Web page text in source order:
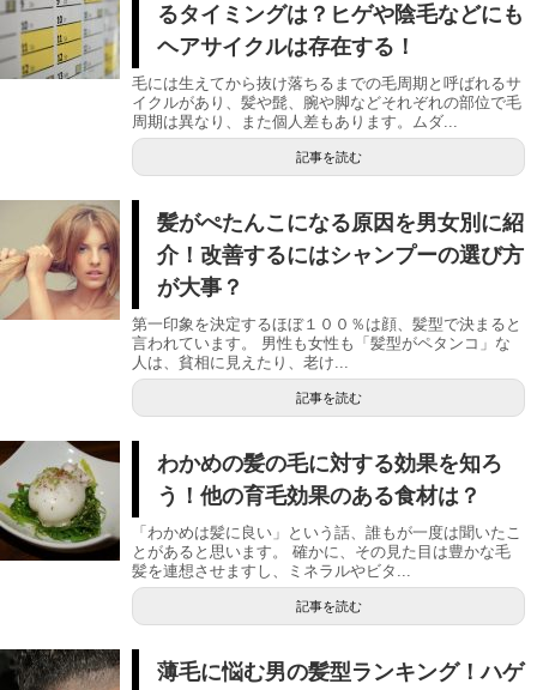
るタイミングは？ヒゲや陰毛などにも
ヘアサイクルは存在する！
毛には生えてから抜け落ちるまでの毛周期と呼ばれるサ
イクルがあり、髪や髭、腕や脚などそれぞれの部位で毛
周期は異なり、また個人差もあります。ムダ...
記事を読む
髪がぺたんこになる原因を男女別に紹
介！改善するにはシャンプーの選び方
が大事？
第一印象を決定するほぼ１００％は顔、髪型で決まると
言われています。 男性も女性も「髪型がペタンコ」な
人は、貧相に見えたり、老け...
記事を読む
わかめの髪の毛に対する効果を知ろ
う！他の育毛効果のある食材は？
「わかめは髪に良い」という話、誰もが一度は聞いたこ
とがあると思います。 確かに、その見た目は豊かな毛
髪を連想させますし、ミネラルやビタ...
記事を読む
薄毛に悩む男の髪型ランキング！ハゲ